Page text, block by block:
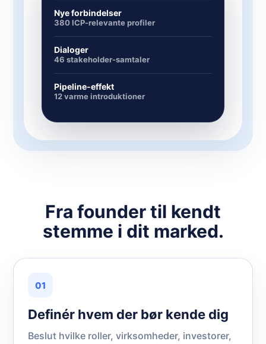
Nye forbindelser
380 ICP-relevante profiler
Dialoger
46 stakeholder-samtaler
Pipeline-effekt
12 varme introduktioner
Fra founder til kendt
stemme i dit marked.
01
Definér hvem der bør kende dig
Beslut hvilke roller, virksomheder, investorer,